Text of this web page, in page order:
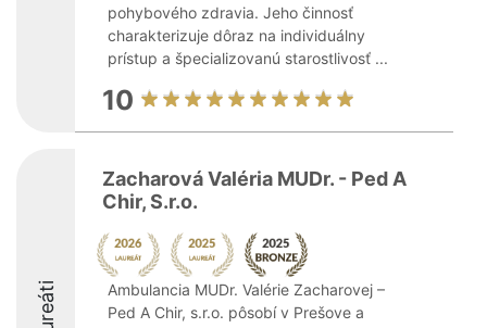
pohybového zdravia. Jeho činnosť
charakterizuje dôraz na individuálny
prístup a špecializovanú starostlivosť ...
10
Zacharová Valéria MUDr. - Ped A
Chir, S.r.o.
Ambulancia MUDr. Valérie Zacharovej –
Ped A Chir, s.r.o. pôsobí v Prešove a